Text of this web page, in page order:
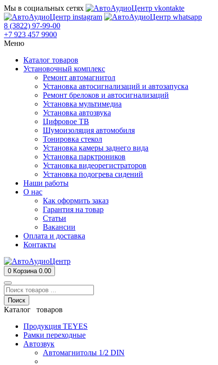
Мы в социальных сетях
8 (3822) 97-99-00
+7 923 457 9900
Меню
Каталог товаров
Установочный комплекс
Ремонт автомагнитол
Установка автосигнализаций и автозапуска
Ремонт брелоков и автосигнализаций
Установка мультимедиа
Установка автозвука
Цифровое ТВ
Шумоизоляция автомобиля
Тонировка стекол
Установка камеры заднего вида
Установка парктроников
Установка видеорегистраторов
Установка подогрева сидений
Наши работы
О нас
Как оформить заказ
Гарантия на товар
Статьи
Вакансии
Оплата и доставка
Контакты
0 Корзина 0.00
Поиск
Каталог товаров
Продукция TEYES
Рамки переходные
Автозвук
Автомагнитолы 1/2 DIN